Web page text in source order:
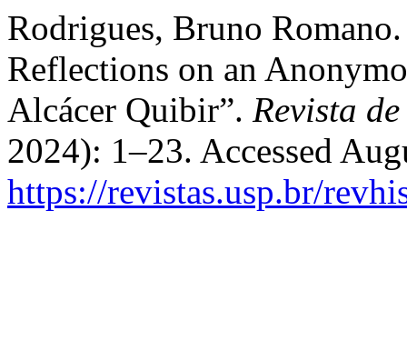
Rodrigues, Bruno
Reflections on an
Alcácer Quibir”. Revista
2024): 1–23. Accessed
https://revistas.usp.br/